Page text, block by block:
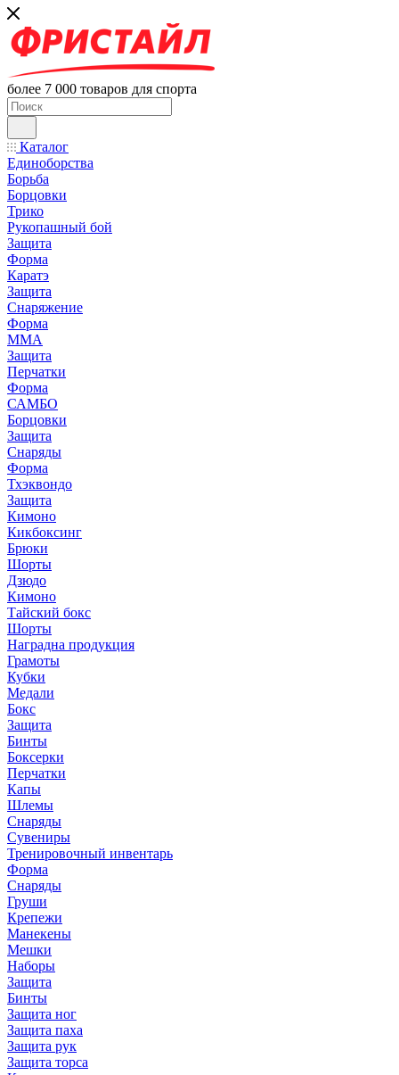
более 7 000 товаров для спорта
Каталог
Единоборства
Борьба
Борцовки
Трико
Рукопашный бой
Защита
Форма
Каратэ
Защита
Снаряжение
Форма
ММА
Защита
Перчатки
Форма
САМБО
Борцовки
Защита
Снаряды
Форма
Тхэквондо
Защита
Кимоно
Кикбоксинг
Брюки
Шорты
Дзюдо
Кимоно
Тайский бокс
Шорты
Наградна продукция
Грамоты
Кубки
Медали
Бокс
Защита
Бинты
Боксерки
Перчатки
Капы
Шлемы
Снаряды
Сувениры
Тренировочный инвентарь
Форма
Снаряды
Груши
Крепежи
Манекены
Мешки
Наборы
Защита
Бинты
Защита ног
Защита паха
Защита рук
Защита торса